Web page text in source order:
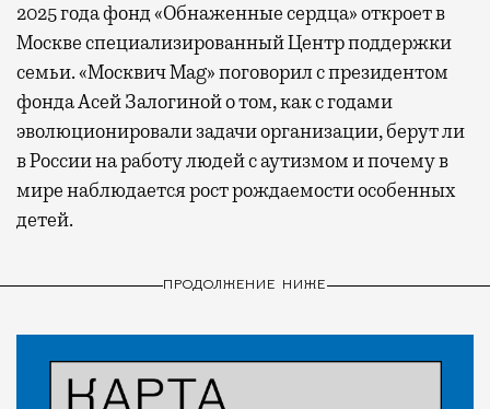
2025 года фонд «Обнаженные сердца» откроет в
Москве специализированный Центр поддержки
семьи. «Москвич Mag» поговорил с президентом
фонда Асей Залогиной о том, как с годами
эволюционировали задачи организации, берут ли
в России на работу людей с аутизмом и почему в
мире наблюдается рост рождаемости особенных
детей.
ПРОДОЛЖЕНИЕ НИЖЕ